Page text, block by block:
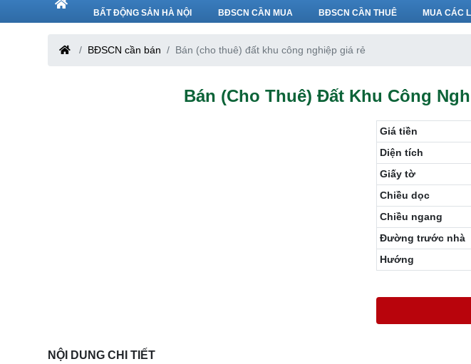
BẤT ĐỘNG SẢN HÀ NỘI
BĐSCN CẦN MUA
BĐSCN CẦN THUÊ
MUA CÁC
BĐSCN cần bán Bán (cho thuê) đất khu công nghiệp giá rẻ
Bán (cho Thuê) Đất Khu Công
Giá tiền
Diện tích
Giấy tờ
Chiều dọc
Chiều ngang
Đường trước nhà
Hướng
NỘI DUNG CHI TIẾT